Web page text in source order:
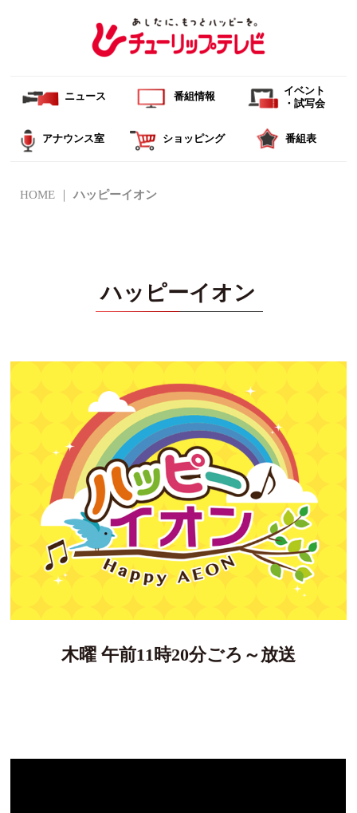
ニュース 番組情報
イベント
・試写会
アナウンス室 ショッピング 番組表
HOME ハッピーイオン
ハッピーイオン
木曜 午前11時20分ごろ～放送